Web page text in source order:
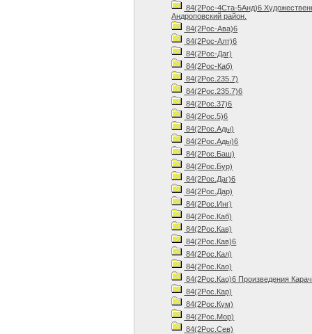
84(2Рос-4Ста-5Анд)6
Андроповский район.
84(2Рос-Ава)6
84(2Рос-Алт)6
84(2Рос-Даг)
84(2Рос-Каб)
84(2Рос.235.7)
84(2Рос.235.7)6
84(2Рос.37)6
84(2Рос.5)6
84(2Рос.Ады)
84(2Рос.Ады)6
84(2Рос.Баш)
84(2Рос.Бур)
84(2Рос.Даг)6
84(2Рос.Дар)
84(2Рос.Инг)
84(2Рос.Каб)
84(2Рос.Кав)
84(2Рос.Кав)6
84(2Рос.Кал)
84(2Рос.Као)
84(2Рос.Као)6 Произведения
84(2Рос.Кар)
84(2Рос.Кум)
84(2Рос.Мор)
84(2Рос.Сев)